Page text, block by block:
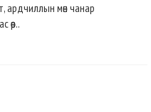
ардчиллын мөн чанар